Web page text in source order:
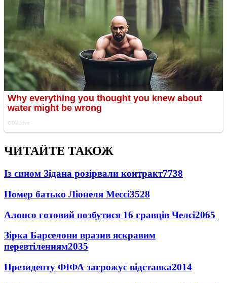
ЧИТАЙТЕ ТАКОЖ
Із сином Зідана розірвали контракт7738
Помер батько Ліонеля Мессі3528
Алонсо готовий позбутися 16 гравців Челсі2065
Зірка Барселони вразив яскравим
перевтіленням2035
Президенту ФІФА загрожує відставка2014